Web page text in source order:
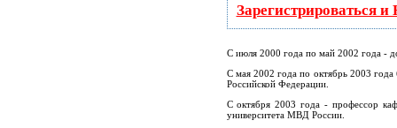
Зарегистрироваться
С июля 2000 года по май 2002 года -
С мая 2002 года по октябрь 2003
Российской Федерации.
С октября 2003 года - профессор
университета МВД России.